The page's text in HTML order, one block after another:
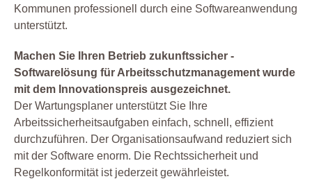
Kommunen professionell durch eine Softwareanwendung
unterstützt.
Machen Sie Ihren Betrieb zukunftssicher -
Softwarelösung für Arbeitsschutzmanagement wurde
mit dem Innovationspreis ausgezeichnet.
Der Wartungsplaner unterstützt Sie Ihre
Arbeitssicherheitsaufgaben einfach, schnell, effizient
durchzuführen. Der Organisationsaufwand reduziert sich
mit der Software enorm. Die Rechtssicherheit und
Regelkonformität ist jederzeit gewährleistet.